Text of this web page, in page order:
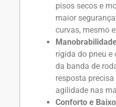
pisos secos e
maior
curvas, mesmo
rígida do pneu
da banda de
resposta
agilidade nas
Conforto e